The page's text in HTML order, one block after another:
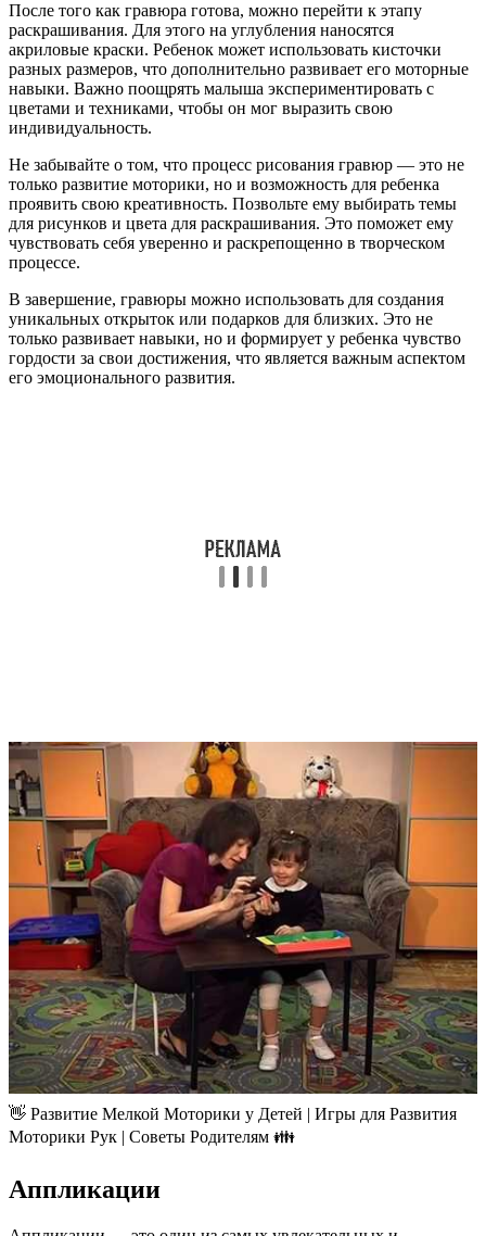
После того как гравюра готова, можно перейти к этапу
раскрашивания. Для этого на углубления наносятся
акриловые краски. Ребенок может использовать кисточки
разных размеров, что дополнительно развивает его моторные
навыки. Важно поощрять малыша экспериментировать с
цветами и техниками, чтобы он мог выразить свою
индивидуальность.
Не забывайте о том, что процесс рисования гравюр — это не
только развитие моторики, но и возможность для ребенка
проявить свою креативность. Позвольте ему выбирать темы
для рисунков и цвета для раскрашивания. Это поможет ему
чувствовать себя уверенно и раскрепощенно в творческом
процессе.
В завершение, гравюры можно использовать для создания
уникальных открыток или подарков для близких. Это не
только развивает навыки, но и формирует у ребенка чувство
гордости за свои достижения, что является важным аспектом
его эмоционального развития.
👋 Развитие Мелкой Моторики у Детей | Игры для Развития
Моторики Рук | Советы Родителям 👪
Аппликации